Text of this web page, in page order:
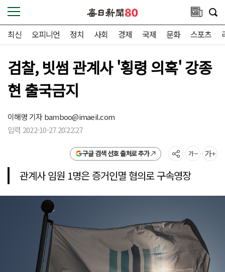
최신 오피니언 정치 사회 경제 국제 문화 스포츠
검찰, 빗썸 관계사 '횡령 의혹' 강종
현 출국금지
이해명 기자bamboo@imaeil.com
입력 2022-10-27 20:22:27
구글 검색 선호 출처로 추가
관계사 임원 1명은 증거인멸 혐의로 구속영장